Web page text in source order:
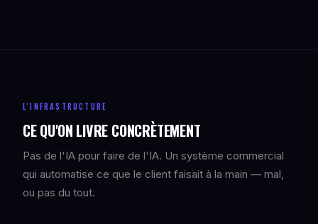
L'INFRASTRUCTURE
CE QU'ON LIVRE CONCRÈTEMENT
Pas de l'IA pour faire de l'IA. Un système commercial
qui automatise ce que le client faisait à la main — mal,
ou pas du tout.